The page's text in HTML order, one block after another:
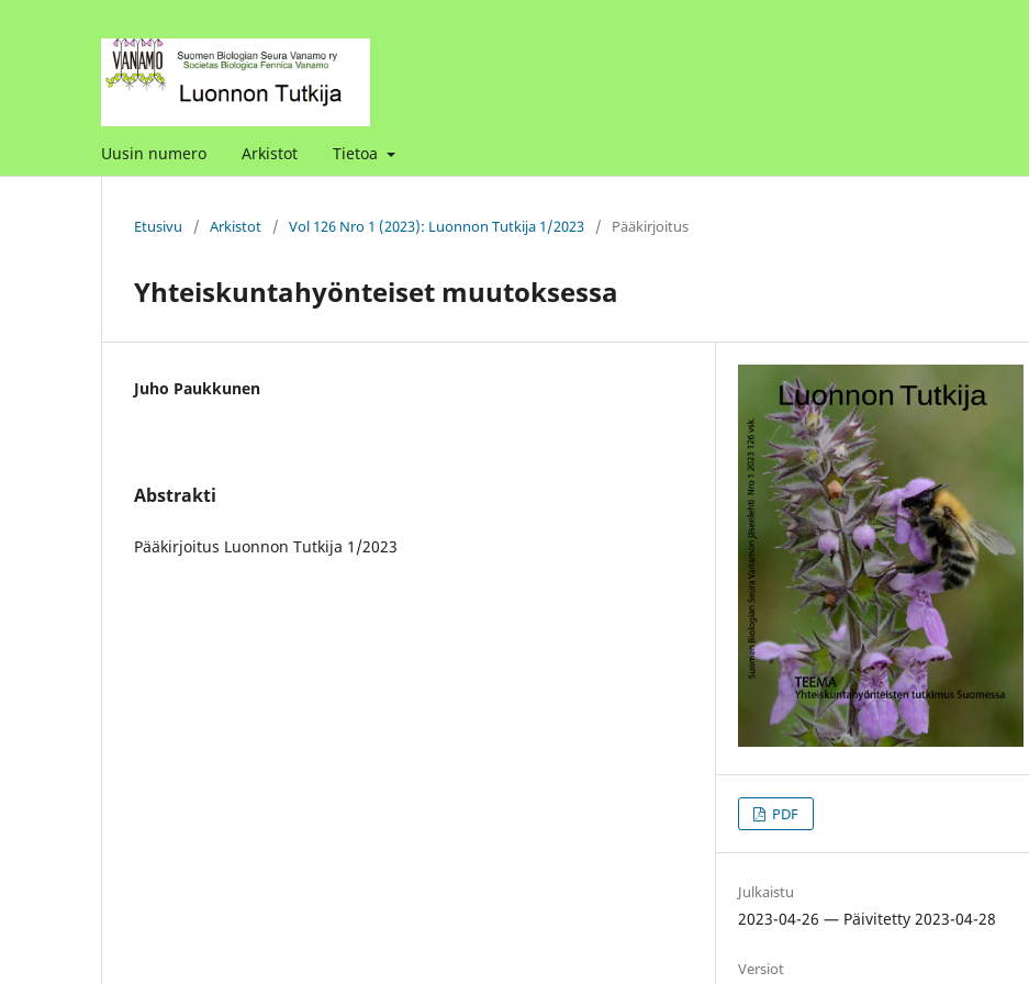
Uusin numero Arkistot Tietoa
Etusivu / Arkistot / Vol 126 Nro 1 (2023): Luonnon Tutkija 1/2023 / Pääkirjoitus
Yhteiskuntahyönteiset muutoksessa
Juho Paukkunen
Abstrakti
Pääkirjoitus Luonnon Tutkija 1/2023
PDF
Julkaistu
2023-04-26 — Päivitetty 2023-04-28
Versiot